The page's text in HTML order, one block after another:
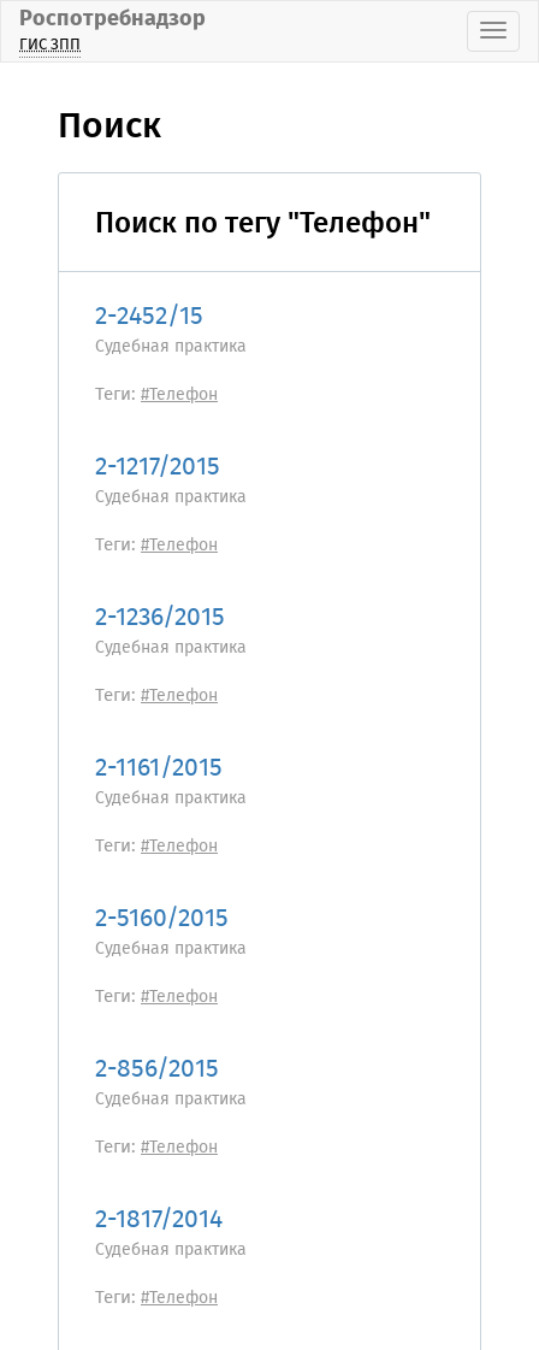
Роспотребнадзор
ГИС ЗПП
Поиск
Поиск по тегу "Телефон"
2-2452/15
Судебная практика
Теги: #Телефон
2-1217/2015
Судебная практика
Теги: #Телефон
2-1236/2015
Судебная практика
Теги: #Телефон
2-1161/2015
Судебная практика
Теги: #Телефон
2-5160/2015
Судебная практика
Теги: #Телефон
2-856/2015
Судебная практика
Теги: #Телефон
2-1817/2014
Судебная практика
Теги: #Телефон